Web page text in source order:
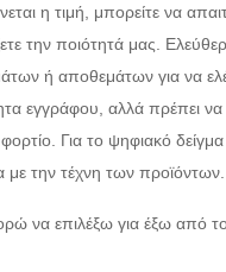
η τιμή, μπορείτε να
την ποιότητά μας.
ή αποθεμάτων για να
εγγράφου, αλλά πρέπει να
Για το ψηφιακό
την τέχνη των προϊόντων.
να επιλέξω για έξω από